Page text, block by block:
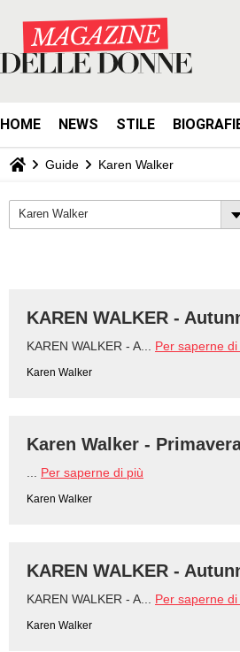
HOME NEWS STILE
Guide Karen Walker
Karen Walker
KAREN WALKER -
KAREN WALKER - A... Per saperne di
Karen Walker
Karen Walker -
Per saperne di più
Karen Walker
KAREN WALKER -
KAREN WALKER - A... Per saperne di
Karen Walker